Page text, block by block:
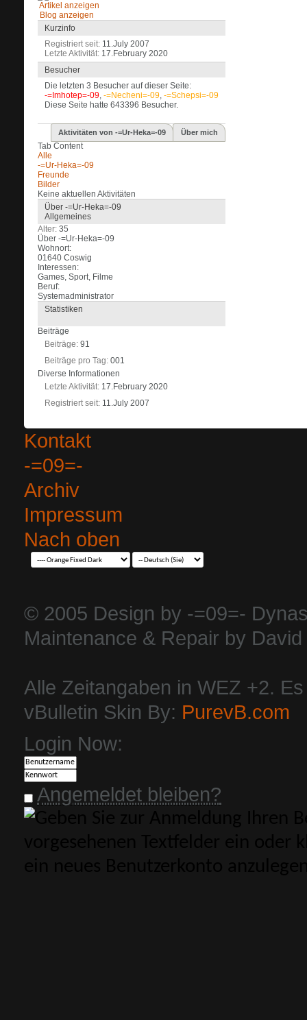
Artikel anzeigen
Blog anzeigen
Kurzinfo
Registriert seit 11.July 2007
Letzte Aktivität 17.February 2020
Besucher
Die letzten 3 Besucher auf dieser Seite:
-=Imhotep=-09, -=Necheni=-09, -=Schepsi=-09
Diese Seite hatte 643396 Besucher.
Aktivitäten von -=Ur-Heka=-09 Über mich
Tab Content
Alle
-=Ur-Heka=-09
Freunde
Bilder
Keine aktuellen Aktivitäten
Über -=Ur-Heka=-09
Allgemeines
Alter 35
Über -=Ur-Heka=-09
Wohnort:
01640 Coswig
Interessen:
Games, Sport, Filme
Beruf:
Systemadministrator
Statistiken
Beiträge
Beiträge 91
Beiträge pro Tag 001
Diverse Informationen
Letzte Aktivität 17.February 2020
Registriert seit 11.July 2007
Kontakt
-=09=-
Archiv
Impressum
Nach oben
© 2005 Design by -=09=-
Maintenance & Repair by
Alle Zeitangaben in WEZ +2.
vBulletin Skin By: PurevB.com
Login Now:
Angemeldet bleiben?